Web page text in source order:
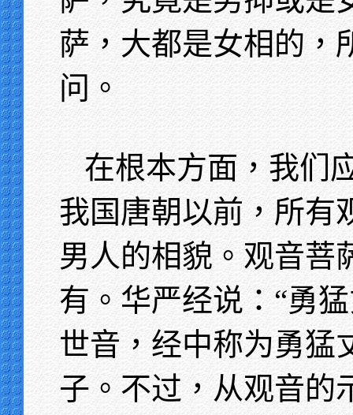
萨，大都是女相的，
问。
在根本方面，我们
我国唐朝以前，所有
男人的相貌。观音菩
有。华严经说：“勇
世音，经中称为勇猛
子。不过，从观音的